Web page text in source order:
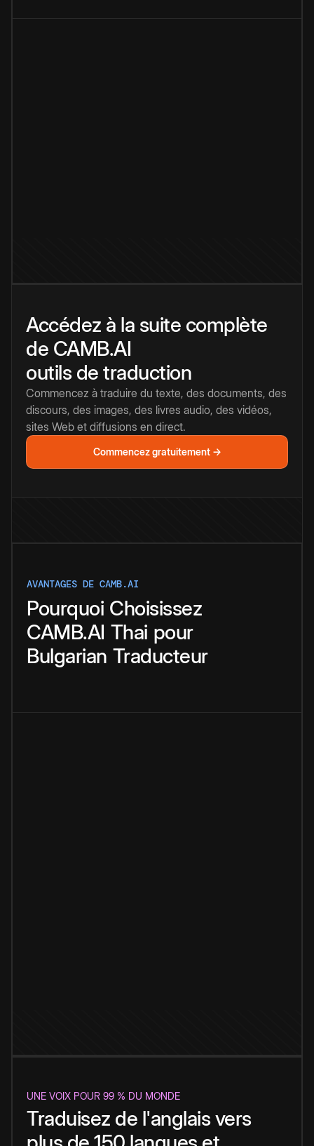
Accédez à la suite complète
de CAMB.AI
outils de traduction
Commencez à traduire du texte, des documents, des
discours, des images, des livres audio, des vidéos,
sites Web et diffusions en direct.
Commencez gratuitement →
AVANTAGES DE CAMB.AI
Pourquoi Choisissez
CAMB.AI Thai pour
Bulgarian Traducteur
UNE VOIX POUR 99 % DU MONDE
Traduisez de l'anglais vers